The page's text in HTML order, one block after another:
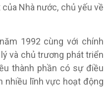
Nhà nước, chủ yếu về
1992 cùng với chính
và chủ trương phát triển
thành phần có sự điều
nhiều lĩnh vực hoạt động